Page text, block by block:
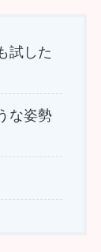
試した
な姿勢